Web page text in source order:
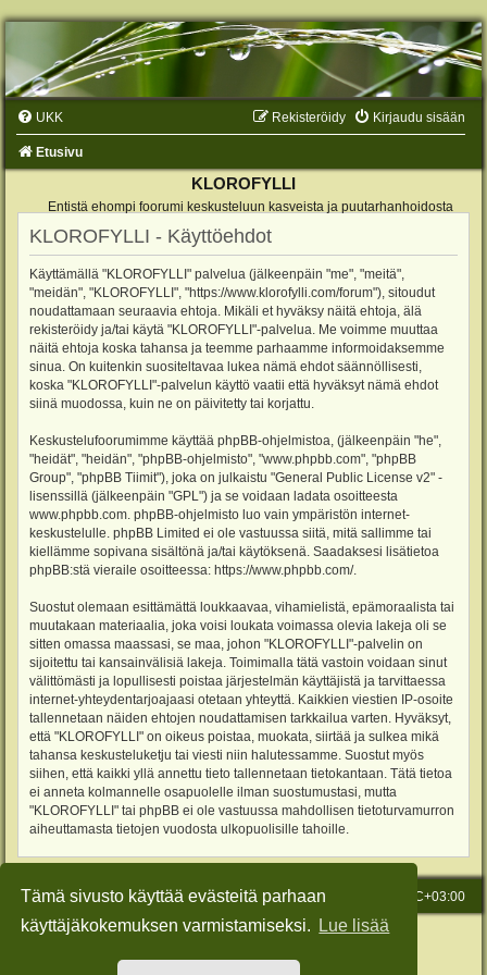
Tämä sivusto käyttää evästeitä parhaan
käyttäjäkokemuksen varmistamiseksi.
Lue lisää
UKK Kirjaudu sisään
Rekisteröidy
Etusivu
KLOROFYLLI
Entistä ehompi foorumi keskusteluun kasveista ja puutarhanhoidosta
KLOROFYLLI - Käyttöehdot
Käyttämällä "KLOROFYLLI" palvelua (jälkeenpäin "me", "meitä",
"meidän", "KLOROFYLLI", "https://www.klorofylli.com/forum"), sitoudut
noudattamaan seuraavia ehtoja. Mikäli et hyväksy näitä ehtoja, älä
rekisteröidy ja/tai käytä "KLOROFYLLI"-palvelua. Me voimme muuttaa
näitä ehtoja koska tahansa ja teemme parhaamme informoidaksemme
sinua. On kuitenkin suositeltavaa lukea nämä ehdot säännöllisesti,
koska "KLOROFYLLI"-palvelun käyttö vaatii että hyväksyt nämä ehdot
siinä muodossa, kuin ne on päivitetty tai korjattu.
Keskustelufoorumimme käyttää phpBB-ohjelmistoa, (jälkeenpäin "he",
"heidät", "heidän", "phpBB-ohjelmisto", "www.phpbb.com", "phpBB
Group", "phpBB Tiimit"), joka on julkaistu "General Public License v2" -
lisenssillä (jälkeenpäin "GPL") ja se voidaan ladata osoitteesta
www.phpbb.com . phpBB-ohjelmisto luo vain ympäristön internet-
keskustelulle. phpBB Limited ei ole vastuussa siitä, mitä sallimme tai
kiellämme sopivana sisältönä ja/tai käytöksenä. Saadaksesi lisätietoa
phpBB:stä vieraile osoitteessa: https://www.phpbb.com/.
Suostut olemaan esittämättä loukkaavaa, vihamielistä, epämoraalista tai
muutakaan materiaalia, joka voisi loukata voimassa olevia lakeja oli se
sitten omassa maassasi, se maa, johon "KLOROFYLLI"-palvelin on
sijoitettu tai kansainvälisiä lakeja. Toimimalla tätä vastoin voidaan sinut
välittömästi ja lopullisesti poistaa järjestelmän käyttäjistä ja tarvittaessa
internet-yhteydentarjoajaasi otetaan yhteyttä. Kaikkien viestien IP-osoite
tallennetaan näiden ehtojen noudattamisen tarkkailua varten. Hyväksyt,
että "KLOROFYLLI" on oikeus poistaa, muokata, siirtää ja sulkea mikä
tahansa keskusteluketju tai viesti niin halutessamme. Suostut myös
siihen, että kaikki yllä annettu tieto tallennetaan tietokantaan. Tätä tietoa
ei anneta kolmannelle osapuolelle ilman suostumustasi, mutta
"KLOROFYLLI" tai phpBB ei ole vastuussa mahdollisen tietoturvamurron
aiheuttamasta tietojen vuodosta ulkopuolisille tahoille.
Etusivu Kaikki ajat ovat UTC+03:00
Viesti Ylläpidolle
Keskustelufoorumin ohjelmistophpBB® Forum Software © phpBB Limited